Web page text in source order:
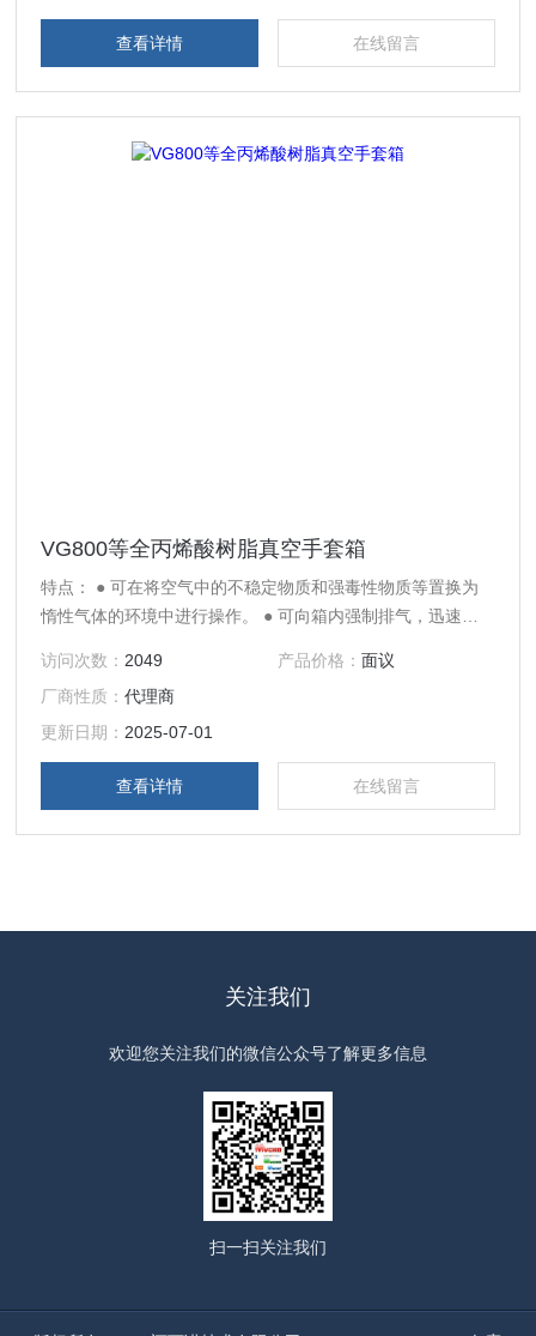
酯）、 （氧气浓度仪夹架） 基板／PVC
查看详情 在线留言
VG800等全丙烯酸树脂真空手套箱
特点： ● 可在将空气中的不稳定物质和强毒性物质等置换为
惰性气体的环境中进行操作。 ● 可向箱内强制排气，迅速进
在作业过程中的取放通过右传递箱自由进行。 规格： ● 材
质：主体／透明增强PMMA（丙烯树脂）、阀・真空计安装部
／PC（聚碳酸酯） ● 耐压：主体／约1330Pa（10Torr）、通
箱／约133Pa（1Torr） ● 箱
访问次数： 2049 产品价格： 面议
厂商性质：代理商
更新日期： 2025-07-01
查看详情 在线留言
关注我们
欢迎您关注我们的微信公众号了解更多信息
扫一扫关注我们